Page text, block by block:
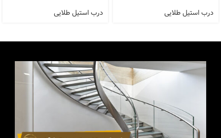
درب استیل طلایی
درب استیل طلایی